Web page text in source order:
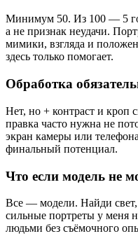
Минимум 50. Из 100 — 5
а не признак неудачи.
мимики, взгляда и
здесь только помогает.
Обработка
Нет, но + контраст и кроп
правка часто нужна не
экран камеры или
финальный потенциал.
Что если модель не
Все — модели. Найди
сильные портреты у меня
людьми без съёмочного